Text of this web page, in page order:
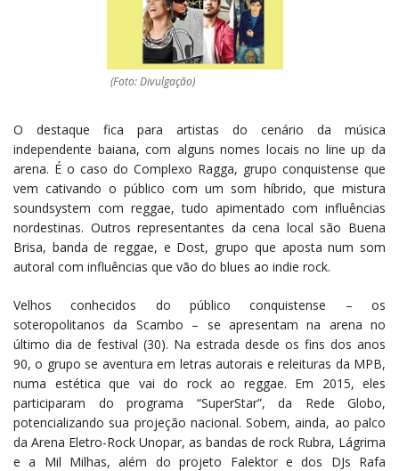
(Foto: Divulgação)
O destaque fica para artistas do cenário da música
independente baiana, com alguns nomes locais no line up da
arena. É o caso do Complexo Ragga, grupo conquistense que
vem cativando o público com um som híbrido, que mistura
soundsystem com reggae, tudo apimentado com influências
nordestinas. Outros representantes da cena local são Buena
Brisa, banda de reggae, e Dost, grupo que aposta num som
autoral com influências que vão do blues ao indie rock.
Velhos conhecidos do público conquistense – os
soteropolitanos da Scambo – se apresentam na arena no
último dia de festival (30). Na estrada desde os fins dos anos
90, o grupo se aventura em letras autorais e releituras da MPB,
numa estética que vai do rock ao reggae. Em 2015, eles
participaram do programa “SuperStar”, da Rede Globo,
potencializando sua projeção nacional. Sobem, ainda, ao palco
da Arena Eletro-Rock Unopar, as bandas de rock Rubra, Lágrima
e a Mil Milhas, além do projeto Falektor e dos DJs Rafa